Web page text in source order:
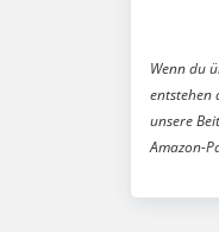
Wenn du
entstehen
unsere
Amazon-